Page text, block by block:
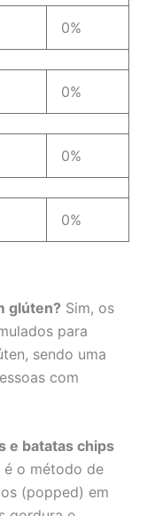
0%
0%
0%
0%
glúten? Sim, os
para
sendo uma
com
e batatas chips
o método de
(popped) em